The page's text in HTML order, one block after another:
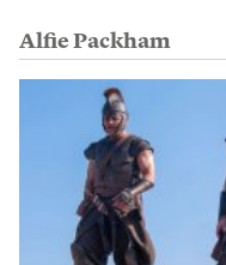
Alfie Packham